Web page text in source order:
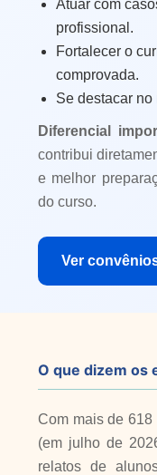
Atuar com
profissional.
Fortalecer o
comprovada.
Se destacar no
Diferencial
contribui
e melhor
do curso.
Ver
O que dizem os
Com mais de
(em julho de
relatos de